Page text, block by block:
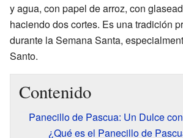
y agua, con papel de arroz, con
haciendo dos cortes. Es una tradición
durante la Semana Santa,
Santo.
Contenido
Panecillo de Pascua: Un Dulce
¿Qué es el Panecillo de